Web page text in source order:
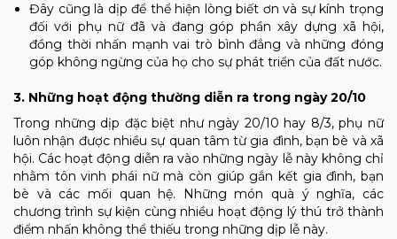
Đây cũng là dịp để thể hiện lòng biết ơn và sự kính trọng
đối với phụ nữ đã và đang góp phần xây dựng xã hội,
đồng thời nhấn mạnh vai trò bình đẳng và những đóng
góp không ngừng của họ cho sự phát triển của đất nước.
3. Những hoạt động thường diễn ra trong ngày 20/10
Trong những dịp đặc biệt như ngày 20/10 hay 8/3, phụ nữ
luôn nhận được nhiều sự quan tâm từ gia đình, bạn bè và xã
hội. Các hoạt động diễn ra vào những ngày lễ này không chỉ
nhằm tôn vinh phái nữ mà còn giúp gắn kết gia đình, bạn
bè và các mối quan hệ. Những món quà ý nghĩa, các
chương trình sự kiện cùng nhiều hoạt động lý thú trở thành
điểm nhấn không thể thiếu trong những dịp lễ này.